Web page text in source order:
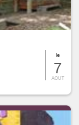
le
7
AOUT